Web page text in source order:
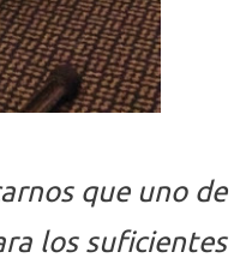
que uno de
los suficientes